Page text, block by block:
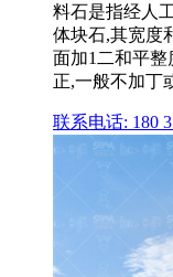
料石是指经人
体块石,其宽度
面加1二和平整
正,一般不加丁
联系电话: 180